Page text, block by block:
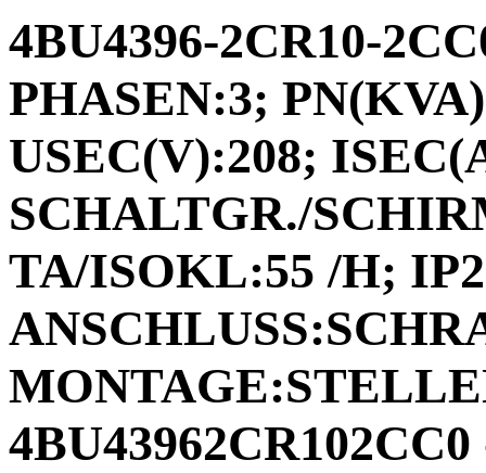
4BU4396-2CR10-
PHASEN:3;
USEC(V):208;
SCHALTGR./
TA/ISOKL:55 /H;